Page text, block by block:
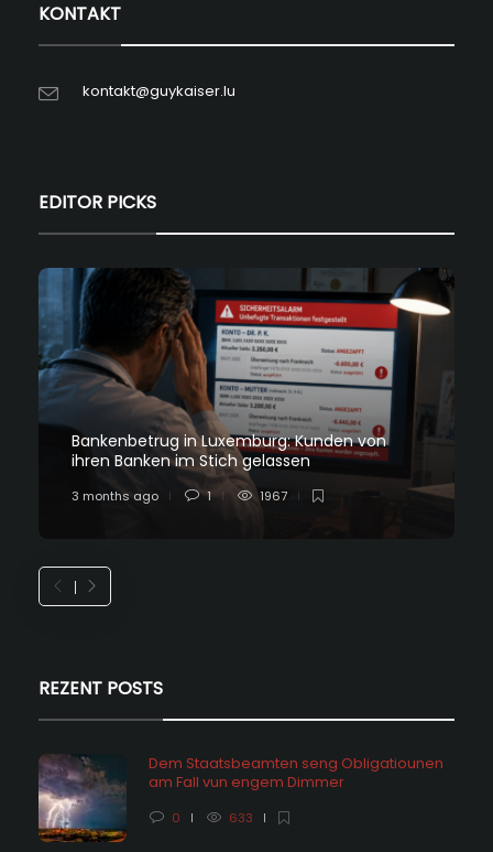
KONTAKT
kontakt@guykaiser.lu
EDITOR PICKS
Bankenbetrug in Luxemburg: Kunden von
ihren Banken im Stich gelassen
3 months ago 1 1967
REZENT POSTS
Dem Staatsbeamten seng Obligatiounen
am Fall vun engem Dimmer
0 633